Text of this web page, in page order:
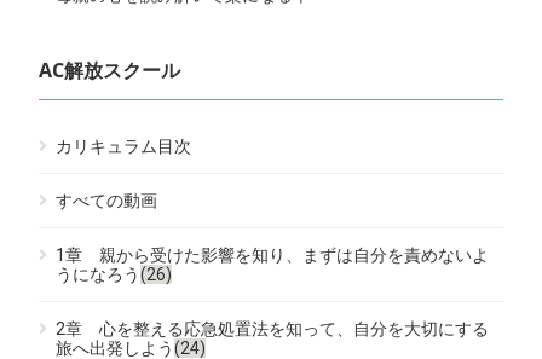
AC解放スクール
カリキュラム目次
すべての動画
1章 親から受けた影響を知り、まずは自分を責めないよ
うになろう(26)
2章 心を整える応急処置法を知って、自分を大切にする
旅へ出発しよう(24)